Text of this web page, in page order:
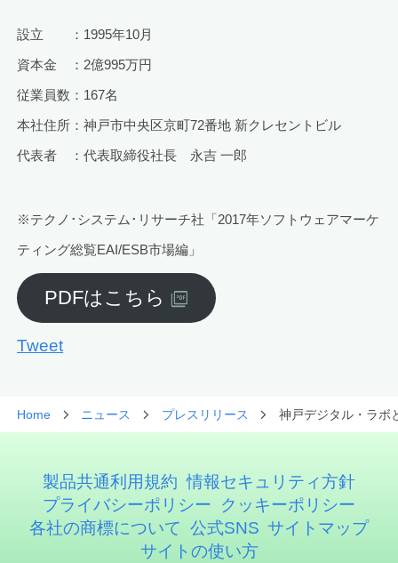
設立 ：1995年10月
資本金 ：2億995万円
従業員数：167名
本社住所：神戸市中央区京町72番地 新クレセントビル
代表者 ：代表取締役社長 永吉 一郎
※テクノ･システム･リサーチ社「2017年ソフトウェアマーケ
ティング総覧EAI/ESB市場編」
PDFはこちら
Tweet
Home ニュース プレスリリース 神戸デジタル・ラボ
製品共通利用規約 情報セキュリティ方針
プライバシーポリシー
クッキーポリシー
各社の商標について 公式SNS サイトマップ
サイトの使い方